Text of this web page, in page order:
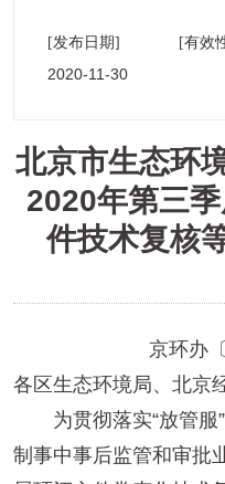
[发布日期]
2020-11-30
[有效
北京市生态环
2020年第三
件技术复核
京环办
各区生态环境局、北京
为贯彻落实“放管服”
制事中事后监管和审批